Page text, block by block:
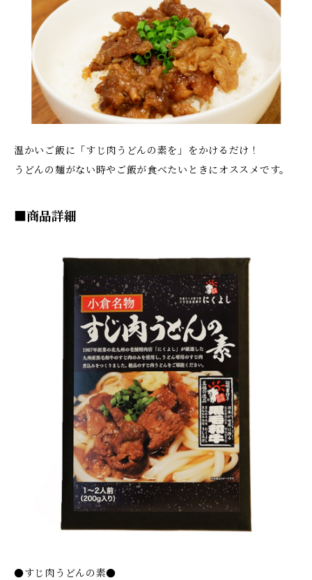
温かいご飯に「すじ肉うどんの素を」をかけるだけ！
うどんの麺がない時やご飯が食べたいときにオススメです。
■商品詳細
●すじ肉うどんの素●